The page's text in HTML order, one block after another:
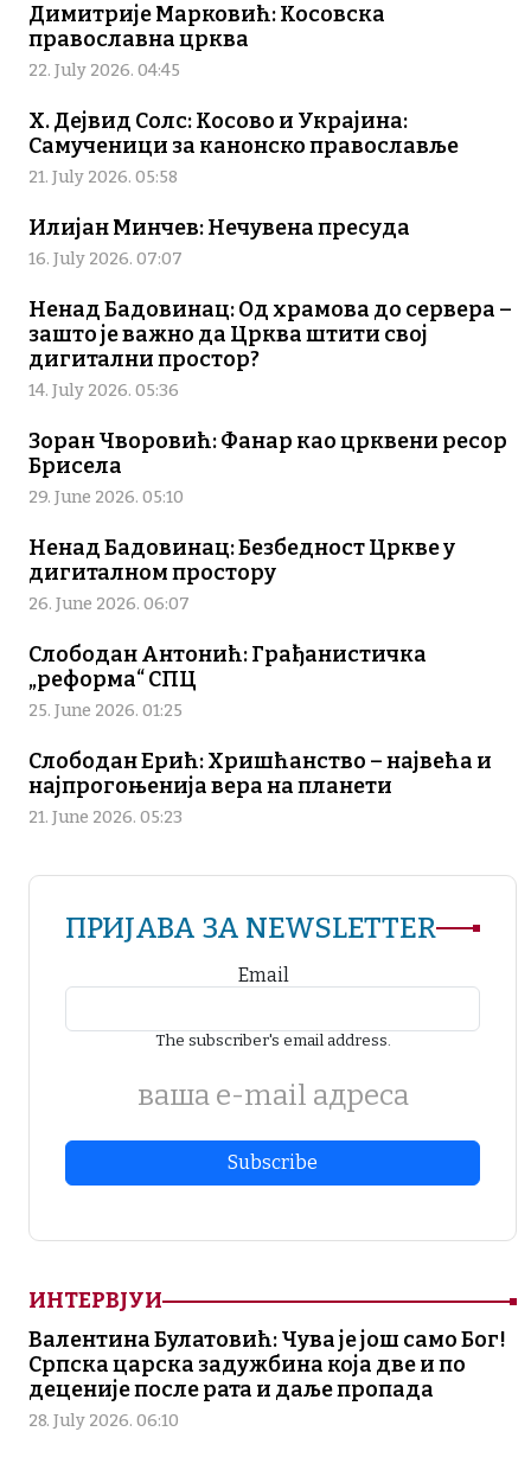
Димитрије Марковић: Косовска
православна црква
22. July 2026. 04:45
Х. Дејвид Солс: Косово и Украјина:
Самученици за канонско православље
21. July 2026. 05:58
Илијан Минчев: Нечувена пресуда
16. July 2026. 07:07
Ненад Бадовинац: Од храмова до сервера –
зашто је важно да Црква штити свој
дигитални простор?
14. July 2026. 05:36
Зоран Чворовић: Фанар као црквени ресор
Брисела
29. June 2026. 05:10
Ненад Бадовинац: Безбедност Цркве у
дигиталном простору
26. June 2026. 06:07
Слободан Антонић: Грађанистичка
„реформа“ СПЦ
25. June 2026. 01:25
Слободан Ерић: Хришћанство – највећа и
најпрогоњенија вера на планети
21. June 2026. 05:23
ПРИЈАВА ЗА NEWSLETTER
Email
The subscriber's email address.
ваша е-mail адреса
ИНТЕРВЈУИ
Валентина Булатовић: Чува је још само Бог!
Српска царска задужбина која две и по
деценије после рата и даље пропада
28. July 2026. 06:10